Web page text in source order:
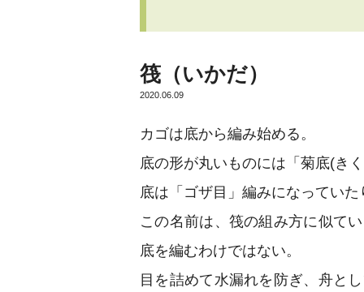
筏（いかだ
2020.06.09
カゴは底から編み始める。
底の形が丸いものには「菊底(き
底は「ゴザ目」編みになってい
この名前は、筏の組み方に似て
底を編むわけではない。
目を詰めて水漏れを防ぎ、舟と